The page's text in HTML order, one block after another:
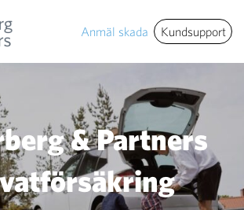
Anmäl skada Kundsupport
& Partners